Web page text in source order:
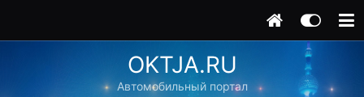
OKTJA.RU
Автомобильный портал